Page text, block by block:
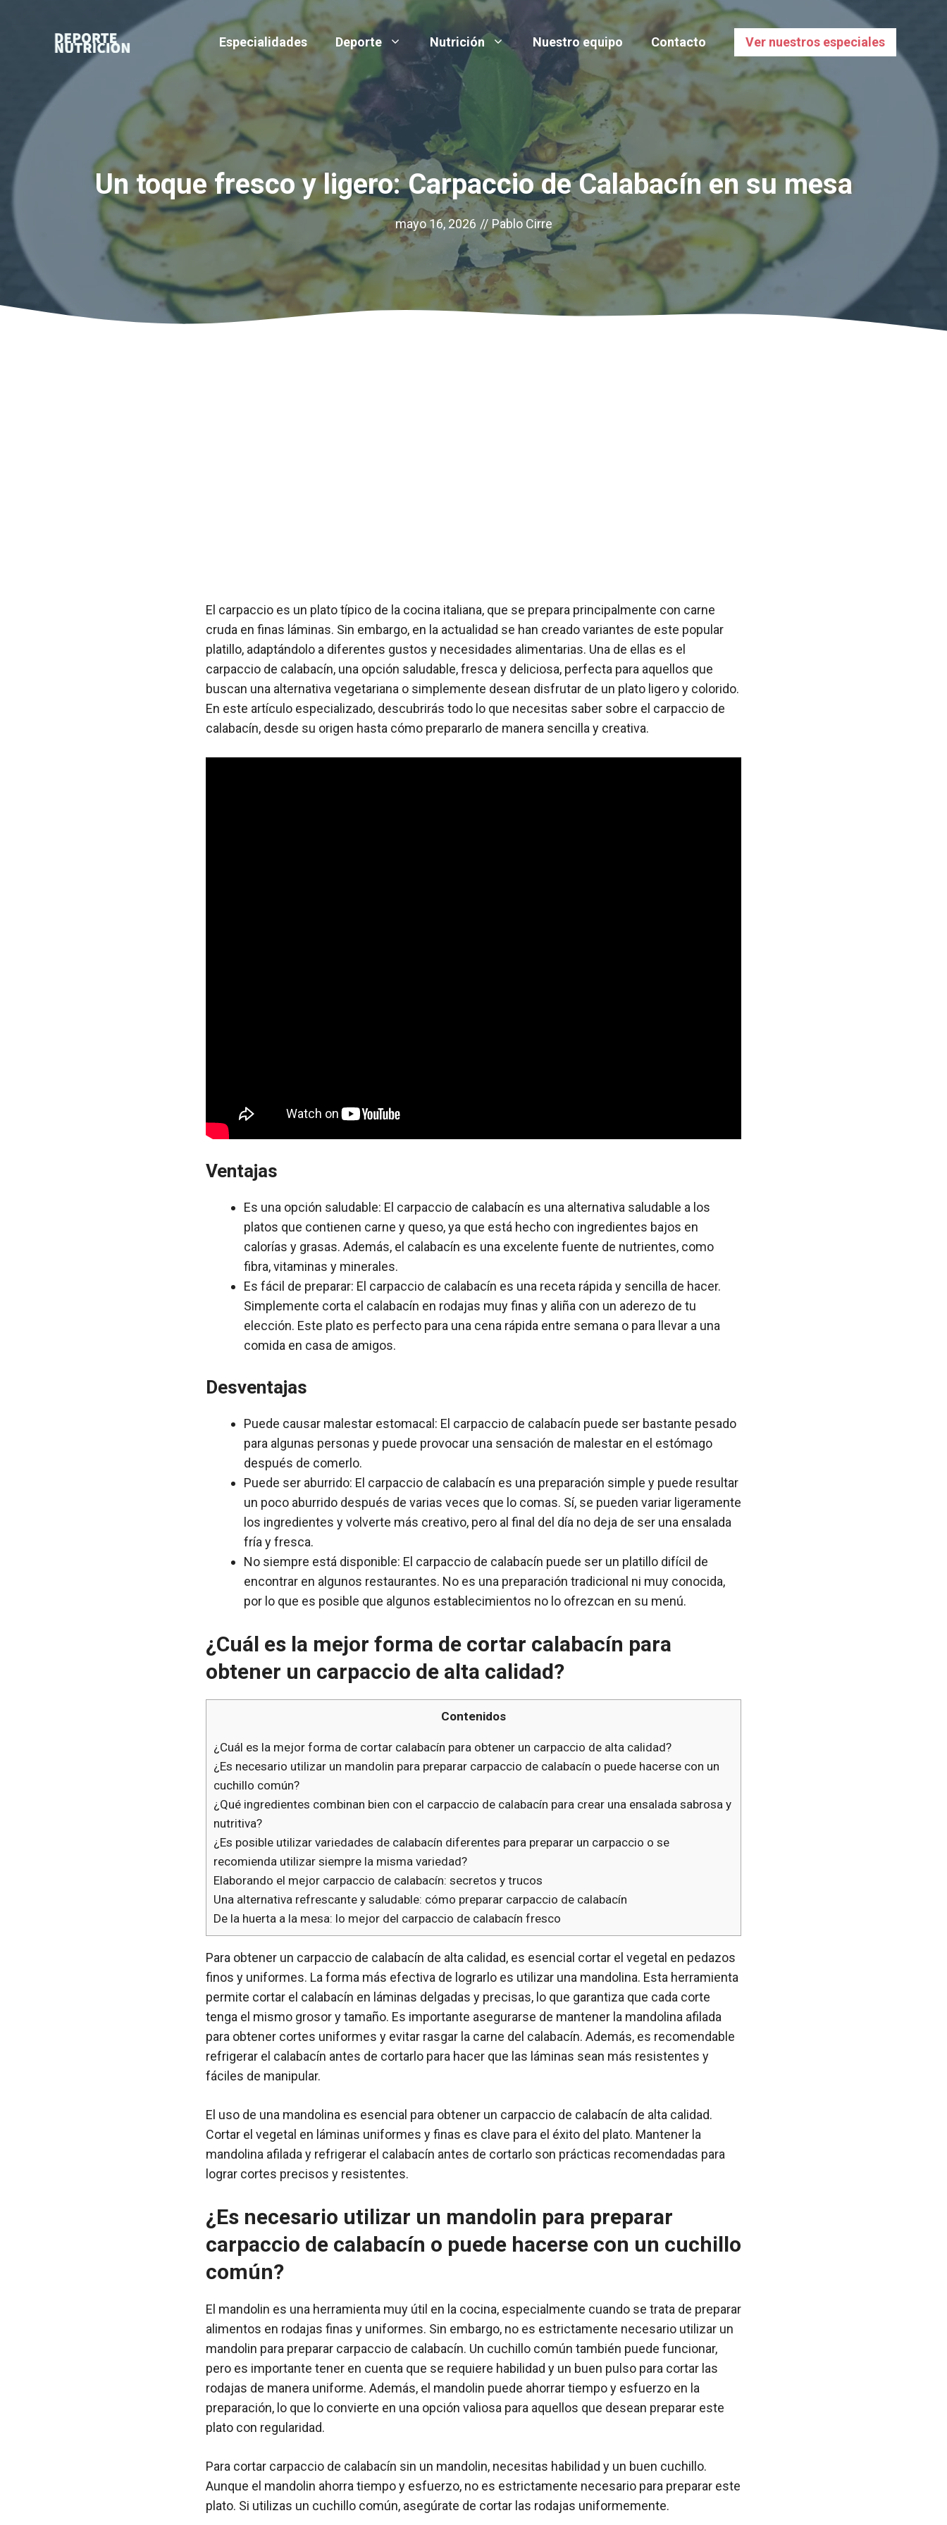
Especialidades Deporte Nutrición Nuestro equipo Contacto Ver nuestros especiales
Un toque fresco y ligero: Carpaccio de Calabacín en su mesa
mayo 16, 2026 // Pablo Cirre
El carpaccio es un plato típico de la cocina italiana, que se prepara principalmente con carne
cruda en finas láminas. Sin embargo, en la actualidad se han creado variantes de este popular
platillo, adaptándolo a diferentes gustos y necesidades alimentarias. Una de ellas es el
carpaccio de calabacín, una opción saludable, fresca y deliciosa, perfecta para aquellos que
buscan una alternativa vegetariana o simplemente desean disfrutar de un plato ligero y colorido.
En este artículo especializado, descubrirás todo lo que necesitas saber sobre el carpaccio de
calabacín, desde su origen hasta cómo prepararlo de manera sencilla y creativa.
Ventajas
Es una opción saludable: El carpaccio de calabacín es una alternativa saludable a los
platos que contienen carne y queso, ya que está hecho con ingredientes bajos en
calorías y grasas. Además, el calabacín es una excelente fuente de nutrientes, como
fibra, vitaminas y minerales.
Es fácil de preparar: El carpaccio de calabacín es una receta rápida y sencilla de hacer.
Simplemente corta el calabacín en rodajas muy finas y aliña con un aderezo de tu
elección. Este plato es perfecto para una cena rápida entre semana o para llevar a una
comida en casa de amigos.
Desventajas
Puede causar malestar estomacal: El carpaccio de calabacín puede ser bastante pesado
para algunas personas y puede provocar una sensación de malestar en el estómago
después de comerlo.
Puede ser aburrido: El carpaccio de calabacín es una preparación simple y puede resultar
un poco aburrido después de varias veces que lo comas. Sí, se pueden variar ligeramente
los ingredientes y volverte más creativo, pero al final del día no deja de ser una ensalada
fría y fresca.
No siempre está disponible: El carpaccio de calabacín puede ser un platillo difícil de
encontrar en algunos restaurantes. No es una preparación tradicional ni muy conocida,
por lo que es posible que algunos establecimientos no lo ofrezcan en su menú.
¿Cuál es la mejor forma de cortar calabacín para
obtener un carpaccio de alta calidad?
Contenidos
¿Cuál es la mejor forma de cortar calabacín para obtener un carpaccio de alta calidad?
¿Es necesario utilizar un mandolin para preparar carpaccio de calabacín o puede hacerse con un
cuchillo común?
¿Qué ingredientes combinan bien con el carpaccio de calabacín para crear una ensalada sabrosa y
nutritiva?
¿Es posible utilizar variedades de calabacín diferentes para preparar un carpaccio o se
recomienda utilizar siempre la misma variedad?
Elaborando el mejor carpaccio de calabacín: secretos y trucos
Una alternativa refrescante y saludable: cómo preparar carpaccio de calabacín
De la huerta a la mesa: lo mejor del carpaccio de calabacín fresco
Para obtener un carpaccio de calabacín de alta calidad, es esencial cortar el vegetal en pedazos
finos y uniformes. La forma más efectiva de lograrlo es utilizar una mandolina. Esta herramienta
permite cortar el calabacín en láminas delgadas y precisas, lo que garantiza que cada corte
tenga el mismo grosor y tamaño. Es importante asegurarse de mantener la mandolina afilada
para obtener cortes uniformes y evitar rasgar la carne del calabacín. Además, es recomendable
refrigerar el calabacín antes de cortarlo para hacer que las láminas sean más resistentes y
fáciles de manipular.
El uso de una mandolina es esencial para obtener un carpaccio de calabacín de alta calidad.
Cortar el vegetal en láminas uniformes y finas es clave para el éxito del plato. Mantener la
mandolina afilada y refrigerar el calabacín antes de cortarlo son prácticas recomendadas para
lograr cortes precisos y resistentes.
¿Es necesario utilizar un mandolin para preparar
carpaccio de calabacín o puede hacerse con un cuchillo
común?
El mandolin es una herramienta muy útil en la cocina, especialmente cuando se trata de preparar
alimentos en rodajas finas y uniformes. Sin embargo, no es estrictamente necesario utilizar un
mandolin para preparar carpaccio de calabacín. Un cuchillo común también puede funcionar,
pero es importante tener en cuenta que se requiere habilidad y un buen pulso para cortar las
rodajas de manera uniforme. Además, el mandolin puede ahorrar tiempo y esfuerzo en la
preparación, lo que lo convierte en una opción valiosa para aquellos que desean preparar este
plato con regularidad.
Para cortar carpaccio de calabacín sin un mandolin, necesitas habilidad y un buen cuchillo.
Aunque el mandolin ahorra tiempo y esfuerzo, no es estrictamente necesario para preparar este
plato. Si utilizas un cuchillo común, asegúrate de cortar las rodajas uniformemente.